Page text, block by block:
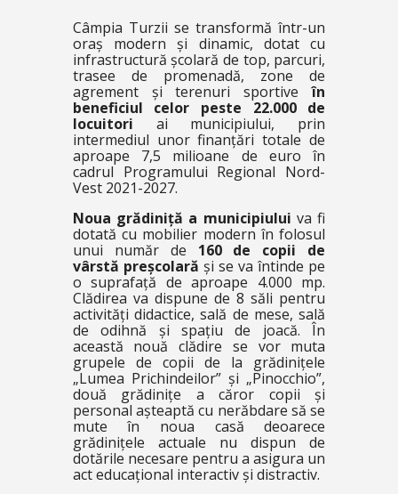
Câmpia Turzii se transformă într-un
oraș modern și dinamic, dotat cu
infrastructură școlară de top, parcuri,
trasee de promenadă, zone de
agrement și terenuri sportiveîn
beneficiul celor
peste 22.000 de
locuitori ai municipiului, prin
intermediul unor finanțări totale de
aproape 7,5 milioane de euro în
cadrul Programului Regional Nord-
Vest 2021-2027.
Noua grădiniță a municipiului va fi
dotată cu mobilier modern în folosul
unui număr de 160 de copii de
vârstă preșcolară și se va întinde pe
o suprafață de aproape 4.000 mp.
Clădirea va dispune de 8 săli pentru
activități didactice, sală de mese, sală
de odihnă și spațiu de joacă. În
această nouă clădire se vor muta
grupele de copii de la grădinițele
„Lumea Prichindeilor” și „Pinocchio”,
două grădinițe a căror copii și
personal așteaptă cu nerăbdare să se
mute în noua casă deoarece
grădinițele actuale nu dispun de
dotările necesare pentru a asigura un
act educațional interactiv și distractiv.